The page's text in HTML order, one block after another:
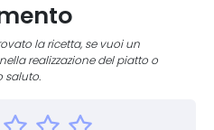
la ricetta, se vuoi un
realizzazione del piatto o
saluto.